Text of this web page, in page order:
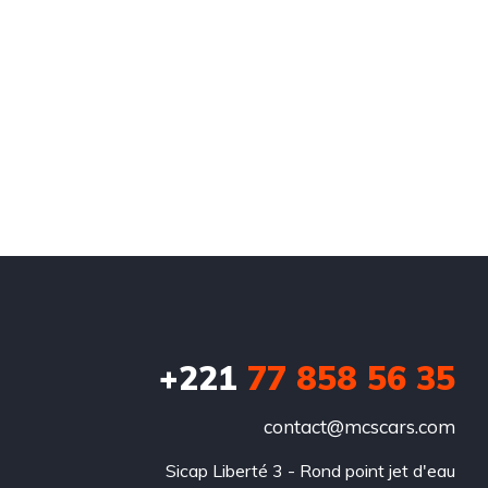
+221 77 858 56 35
contact@mcscars.com
Sicap Liberté 3 - Rond point jet d'eau